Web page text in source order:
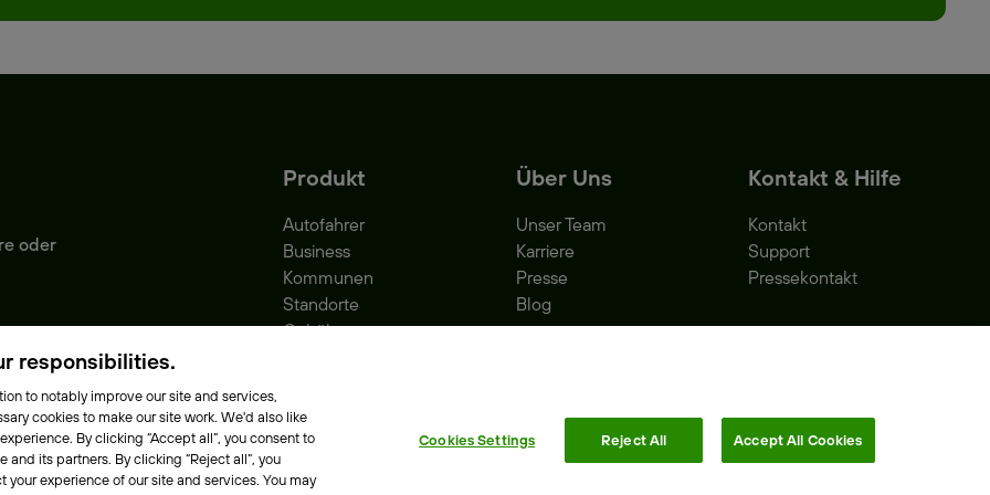
oder
Produkt
Autofahrer
Business
Kommunen
Standorte
Gebühren
Über Uns
Unser Team
Karriere
Presse
Blog
Kontakt & Hilfe
Kontakt
Support
Pressekontakt
RichtlinieErklärung zur Barrierefreiheit
responsibilities.
to notably improve our site and services,
cookies to make our site work. We'd also like
By clicking “Accept all”, you consent to
its partners. By clicking “Reject all”, you
experience of our site and services. You may
Cookies Settings Reject All Accept All Cookies